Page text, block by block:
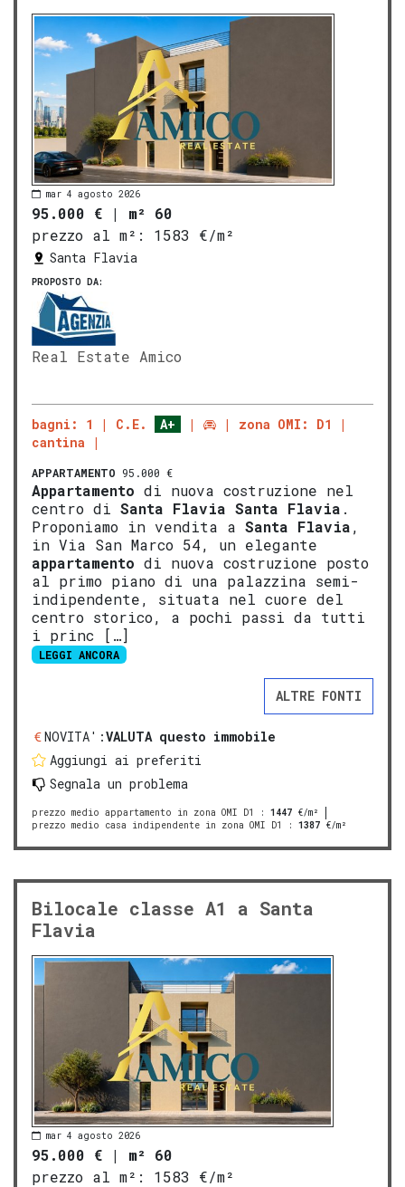
mar 4 agosto 2026
95.000 € | m² 60
prezzo al m²:
1583 €/m²
Santa Flavia
PROPOSTO DA:
Real Estate Amico
bagni: 1 C.E. A+
zona OMI: D1
cantina
APPARTAMENTO 95.000 €
Appartamento di nuova costruzione nel
centro di Santa Flavia Santa Flavia .
Proponiamo in vendita a Santa Flavia,
in Via San Marco 54, un elegante
appartamento di nuova costruzione posto
al primo piano di una palazzina semi-
indipendente, situata nel cuore del
centro storico, a pochi passi da tutti
i princ […]
LEGGI ANCORA
ALTRE FONTI
NOVITA':VALUTA questo immobile
Aggiungi ai preferiti
Segnala un problema
prezzo medio appartamento in zona OMI D1 : 1447 €/m²
prezzo medio casa indipendente in zona OMI D1
: 1387 €/m²
Bilocale classe A1 a Santa
Flavia
mar 4 agosto 2026
95.000 € | m² 60
prezzo al m²:
1583 €/m²